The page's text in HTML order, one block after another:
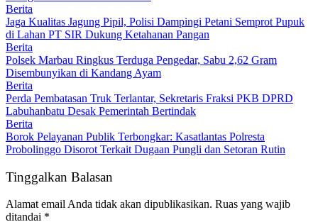
Berita
Jaga Kualitas Jagung Pipil, Polisi Dampingi Petani Semprot Pupuk
di Lahan PT SIR Dukung Ketahanan Pangan
Berita
Polsek Marbau Ringkus Terduga Pengedar, Sabu 2,62 Gram
Disembunyikan di Kandang Ayam
Berita
Perda Pembatasan Truk Terlantar, Sekretaris Fraksi PKB DPRD
Labuhanbatu Desak Pemerintah Bertindak
Berita
Borok Pelayanan Publik Terbongkar: Kasatlantas Polresta
Probolinggo Disorot Terkait Dugaan Pungli dan Setoran Rutin
Tinggalkan Balasan
Alamat email Anda tidak akan dipublikasikan. Ruas yang wajib
ditandai *